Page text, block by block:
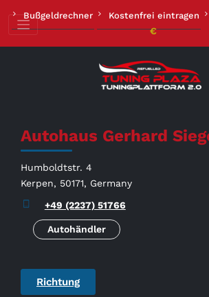
Inhalt
springen
Bußgeldrechner Kostenfrei eintragen
€
Autohaus Gerhard
Humboldtstr. 4
Kerpen, 50171, Germany
+49 (2237) 51766
Autohändler
Richtung